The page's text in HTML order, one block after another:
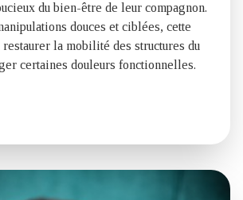
du bien-être de leur compagnon.
douces et ciblées, cette
la mobilité des structures du
certaines douleurs fonctionnelles.